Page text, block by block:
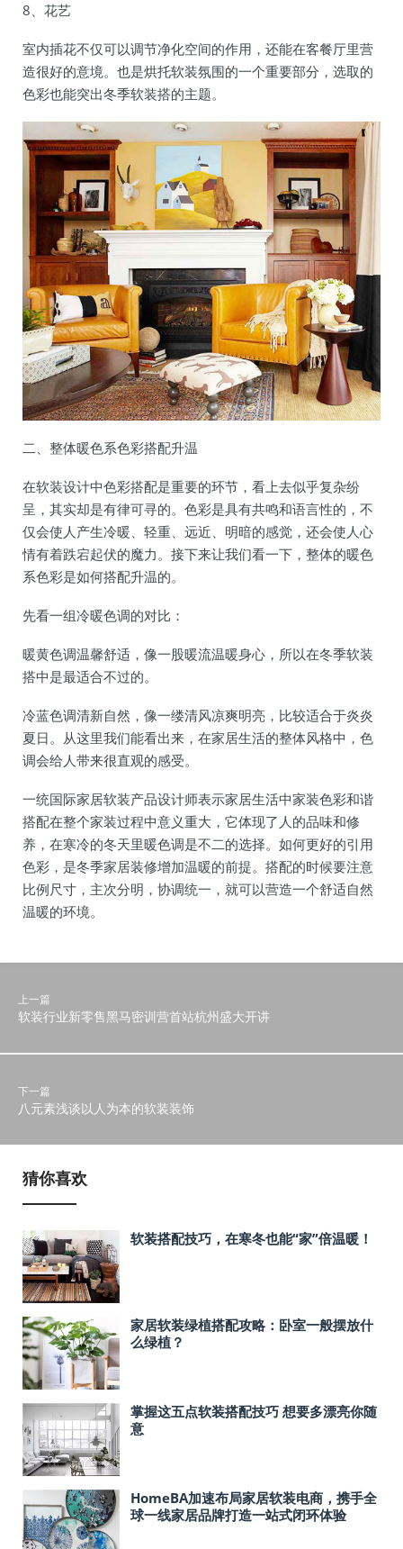
8、花艺
室内插花不仅可以调节净化空间的作用，还能在客餐厅里营
造很好的意境。也是烘托软装氛围的一个重要部分，选取的
色彩也能突出冬季软装搭的主题。
二、整体暖色系色彩搭配升温
在软装设计中色彩搭配是重要的环节，看上去似乎复杂纷
呈，其实却是有律可寻的。色彩是具有共鸣和语言性的，不
仅会使人产生冷暖、轻重、远近、明暗的感觉，还会使人心
情有着跌宕起伏的魔力。接下来让我们看一下，整体的暖色
系色彩是如何搭配升温的。
先看一组冷暖色调的对比：
暖黄色调温馨舒适，像一股暖流温暖身心，所以在冬季软装
搭中是最适合不过的。
冷蓝色调清新自然，像一缕清风凉爽明亮，比较适合于炎炎
夏日。从这里我们能看出来，在家居生活的整体风格中，色
调会给人带来很直观的感受。
一统国际家居软装产品设计师表示家居生活中家装色彩和谐
搭配在整个家装过程中意义重大，它体现了人的品味和修
养，在寒冷的冬天里暖色调是不二的选择。如何更好的引用
色彩，是冬季家居装修增加温暖的前提。搭配的时候要注意
比例尺寸，主次分明，协调统一，就可以营造一个舒适自然
温暖的环境。
上一篇
软装行业新零售黑马密训营首站杭州盛大开讲
下一篇
八元素浅谈以人为本的软装装饰
猜你喜欢
软装搭配技巧，在寒冬也能“家”倍温暖！
家居软装绿植搭配攻略：卧室一般摆放什
么绿植？
掌握这五点软装搭配技巧 想要多漂亮你随
意
HomeBA加速布局家居软装电商，携手全
球一线家居品牌打造一站式闭环体验